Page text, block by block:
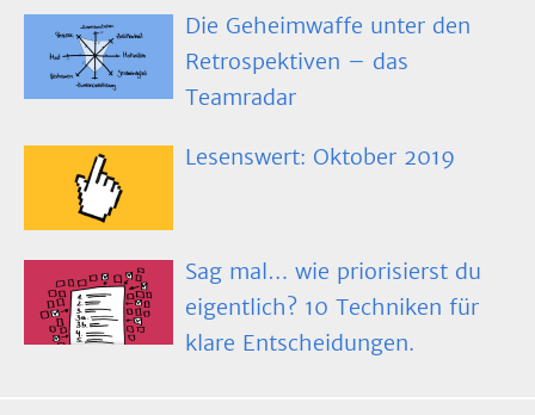
Die Geheimwaffe unter den
Retrospektiven – das
Teamradar
Lesenswert: Oktober 2019
Sag mal… wie priorisierst du
eigentlich? 10 Techniken für
klare Entscheidungen.